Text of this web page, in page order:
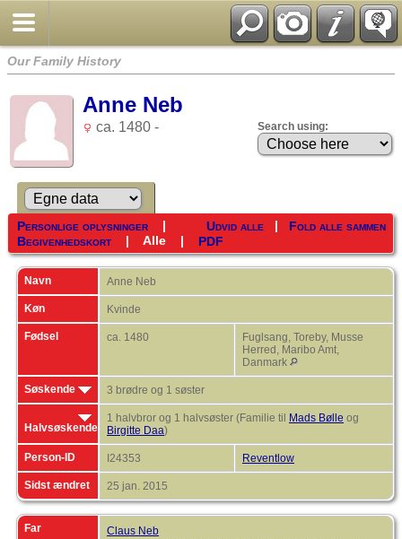
Our Family History
Anne Neb
ca. 1480 - Search using:
Udvid alle | Fold alle sammen
Personlige oplysninger|
Begivenhedskort| Alle| PDF
Navn Anne Neb
Køn Kvinde
Fødsel ca. 1480
Fuglsang, Toreby, Musse
Herred, Maribo Amt,
Danmark
Søskende 3 brødre og 1 søster
Halvsøskende
1 halvbror og 1 halvsøster (Familie til Mads Bølle og
Birgitte Daa)
Person-ID I24353 Reventlow
Sidst ændret 25 jan. 2015
Far
Claus Neb